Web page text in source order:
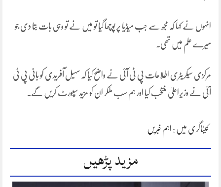
انہوں نے کہا کہ مجھ سے جب میڈیا پر پوچھا گیا تو میں نے تو وہی بات بتا دی جو
میرے علم میں تھی۔
مرکزی سیکریٹری اطلاعات پی ٹی آئی نے واضح کیا کہ سہیل آفریدی کو بانی پی ٹی
آئی نے وزیراعلیٰ منتخب کیا اور ہم سب ملکر ان کو مزید سپورٹ کریں گے۔
کیٹاگری میں : اہم خبریں
مزید پڑھیں